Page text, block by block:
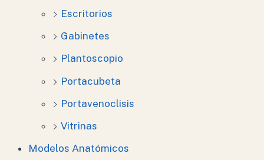
Escritorios
Gabinetes
Plantoscopio
Portacubeta
Portavenoclisis
Vitrinas
Modelos Anatómicos